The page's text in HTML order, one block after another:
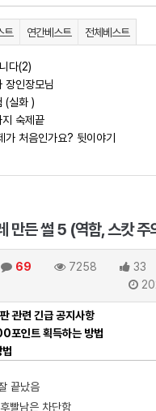
트 연간베스트 전체베스트
다(2)
장인장모님
(실화 )
지 숙제끝
가 처음인가요? 뒷이야기
만든 썰 5 (역함, 스캇 주
69 7258 33
관련 긴급 공지사항
포인트 획득하는 방법
끝났음
빨남은 차단함